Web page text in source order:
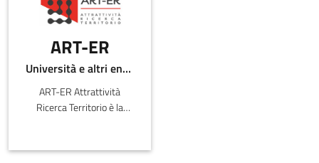
ART-ER
Università e altri enti pubblici
ART-ER Attrattività
Ricerca Territorio è la
Romagna nata per